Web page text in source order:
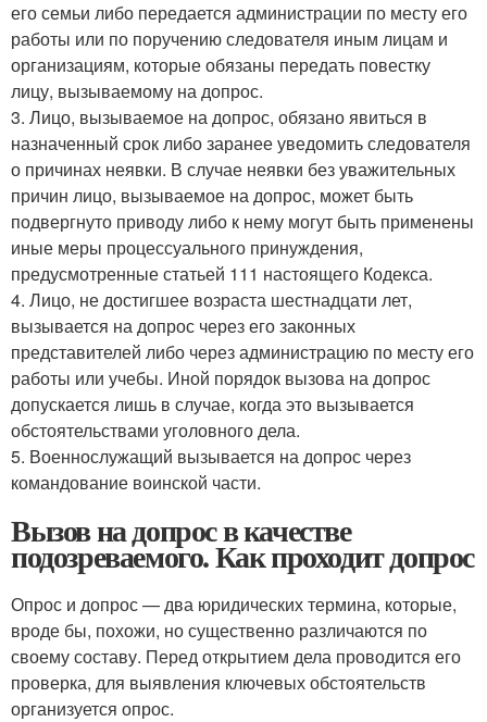
его семьи либо передается администрации по месту его
работы или по поручению следователя иным лицам и
организациям, которые обязаны передать повестку
лицу, вызываемому на допрос.
3. Лицо, вызываемое на допрос, обязано явиться в
назначенный срок либо заранее уведомить следователя
о причинах неявки. В случае неявки без уважительных
причин лицо, вызываемое на допрос, может быть
подвергнуто приводу либо к нему могут быть применены
иные меры процессуального принуждения,
предусмотренные статьей 111 настоящего Кодекса.
4. Лицо, не достигшее возраста шестнадцати лет,
вызывается на допрос через его законных
представителей либо через администрацию по месту его
работы или учебы. Иной порядок вызова на допрос
допускается лишь в случае, когда это вызывается
обстоятельствами уголовного дела.
5. Военнослужащий вызывается на допрос через
командование воинской части.
Вызов на допрос в качестве
подозреваемого. Как проходит допрос
Опрос и допрос — два юридических термина, которые,
вроде бы, похожи, но существенно различаются по
своему составу. Перед открытием дела проводится его
проверка, для выявления ключевых обстоятельств
организуется опрос.